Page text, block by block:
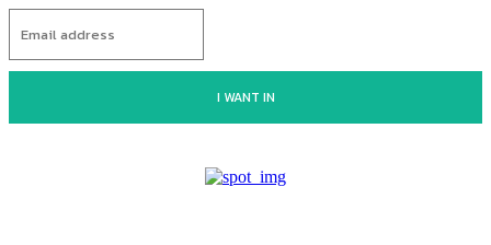
I WANT IN